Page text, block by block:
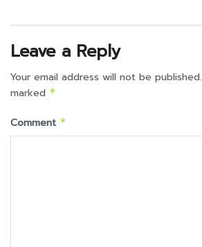
Leave a Reply
Your email address will not be published.
marked *
Comment *